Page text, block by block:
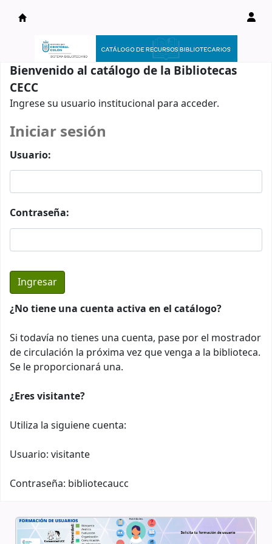
Catálogo en línea
Bienvenido al catálogo de la Bibliotecas
CECC
Ingrese su usuario institucional para acceder.
Iniciar sesión
Usuario:
Contraseña:
¿No tiene una cuenta activa en el catálogo?
Si todavía no tienes una cuenta, pase por el mostrador
de circulación la próxima vez que venga a la biblioteca.
Se le proporcionará una.
¿Eres visitante?
Utiliza la siguiene cuenta:
Usuario: visitante
Contraseña: bibliotecaucc